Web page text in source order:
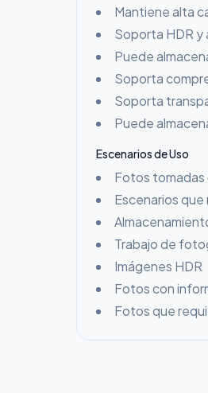
Mantiene alta
Soporta HDR y
Puede
Soporta
Soporta
Puede
Escenarios de Uso
Fotos tomadas
Escenarios
Trabajo de
Imágenes HDR
Fotos con
Fotos que